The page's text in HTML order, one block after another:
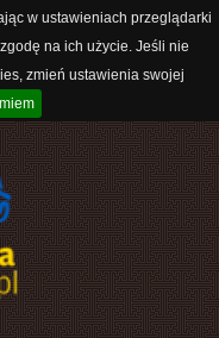
w ustawieniach przeglądarki
na ich użycie. Jeśli nie
zmień ustawienia swojej